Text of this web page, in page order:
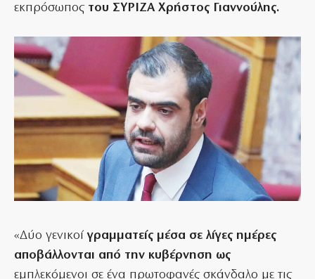
εκπρόσωπος του ΣΥΡΙΖΑ Χρήστος Γιαννούλης.
«Δύο γενικοί γραμματείς μέσα σε λίγες ημέρες
αποβάλλονται από την κυβέρνηση ως
εμπλεκόμενοι σε ένα πρωτοφανές σκάνδαλο με τις